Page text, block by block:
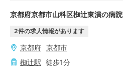
京都府京都市山科区椥辻東潰の病院
2件の求人情報があります
京都府 京都市
椥辻駅 徒歩1分